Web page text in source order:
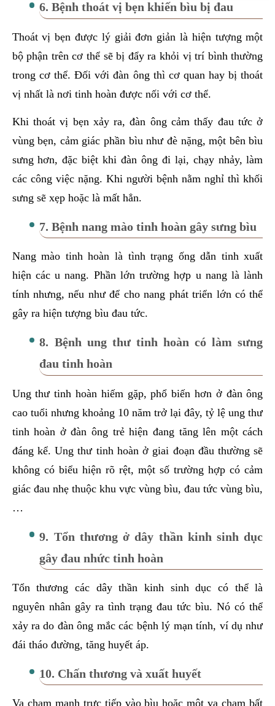
6. Bệnh thoát vị bẹn khiến bìu bị đau
Thoát vị bẹn được lý giải đơn giản là hiện tượng một
bộ phận trên cơ thể sẽ bị đẩy ra khỏi vị trí bình thường
trong cơ thể. Đối với đàn ông thì cơ quan hay bị thoát
vị nhất là nơi tinh hoàn được nối với cơ thể.
Khi thoát vị bẹn xảy ra, đàn ông cảm thấy đau tức ở
vùng bẹn, cảm giác phần bìu như đè nặng, một bên bìu
sưng hơn, đặc biệt khi đàn ông đi lại, chạy nhảy, làm
các công việc nặng. Khi người bệnh nằm nghỉ thì khối
sưng sẽ xẹp hoặc là mất hẳn.
7. Bệnh nang mào tinh hoàn gây sưng bìu
Nang mào tinh hoàn là tình trạng ống dẫn tinh xuất
hiện các u nang. Phần lớn trường hợp u nang là lành
tính nhưng, nếu như để cho nang phát triển lớn có thể
gây ra hiện tượng bìu đau tức.
8. Bệnh ung thư tinh hoàn có làm sưng
đau tinh hoàn
Ung thư tinh hoàn hiếm gặp, phổ biến hơn ở đàn ông
cao tuổi nhưng khoảng 10 năm trở lại đây, tỷ lệ ung thư
tinh hoàn ở đàn ông trẻ hiện đang tăng lên một cách
đáng kể. Ung thư tinh hoàn ở giai đoạn đầu thường sẽ
không có biểu hiện rõ rệt, một số trường hợp có cảm
giác đau nhẹ thuộc khu vực vùng bìu, đau tức vùng bìu,
…
9. Tổn thương ở dây thần kinh sinh dục
gây đau nhức tinh hoàn
Tổn thương các dây thần kinh sinh dục có thể là
nguyên nhân gây ra tình trạng đau tức bìu. Nó có thể
xảy ra do đàn ông mắc các bệnh lý mạn tính, ví dụ như
đái tháo đường, tăng huyết áp.
10. Chấn thương và xuất huyết
Va chạm mạnh trực tiếp vào bìu hoặc một va chạm bất